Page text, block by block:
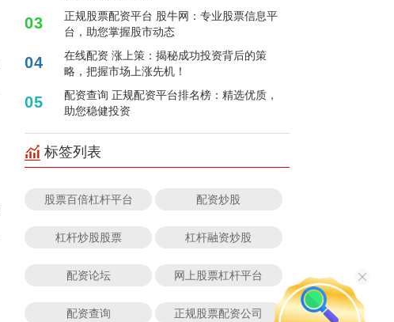
03
正规股票配资平台 股牛网：专业股票信息平
台，助您掌握股市动态
04
在线配资 涨上策：揭秘成功投资背后的策
略，把握市场上涨先机！
05
配资查询 正规配资平台排名榜：精选优质，
助您稳健投资
标签列表
股票百倍杠杆平台 配资炒股
杠杆炒股股票 杠杆融资炒股
配资论坛 网上股票杠杆平台
配资查询 正规股票配资公司